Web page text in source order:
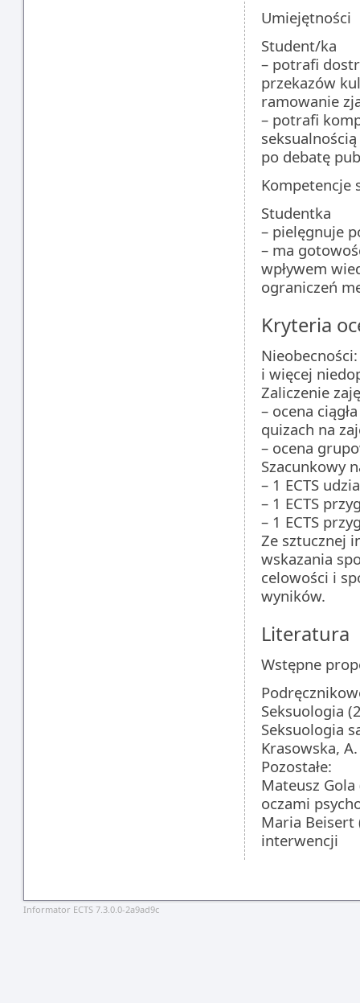
Umiejętności
Student/ka
– potrafi
przekazów
ramowanie
– potrafi
po debatę
Kompetencje
Studentka
– pielęgnuje
– ma
wpływem
ograniczeń
Kryteria
i więcej
Zaliczenie
– ocena
quizach na
– ocena
Szacunkowy
– 1 ECTS
– 1 ECTS
– 1 ECTS
Ze sztucznej
wskazania
celowości i
wyników.
Literatura
Wstępne
Seksuologia
Seksuologia
Krasowska,
Pozostałe:
Mateusz
oczami
Maria Beisert
interwencji
Informator ECTS 7.3.0.0-2a9ad9c